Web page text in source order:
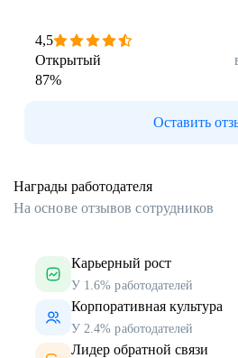
4,5
Открытый
87%
Оставить
Награды работодателя
На основе отзывов сотрудников
Карьерный рост
У 1.6% работодателей
Корпоративная культура
У 2.4% работодателей
Лидер обратной связи